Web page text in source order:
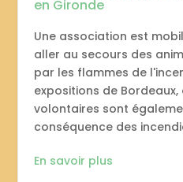
en Gironde
Une association est
aller au secours des
par les flammes de
expositions de
volontaires sont
conséquence des
En savoir plus